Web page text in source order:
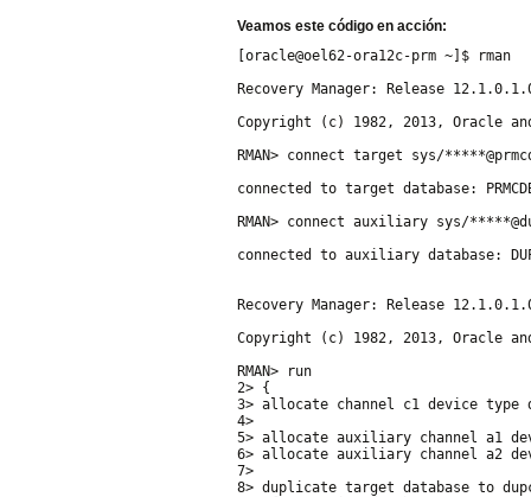
Veamos este código en acción:
[oracle@oel62-ora12c-prm ~]$ rman
Recovery Manager: Release
Copyright (c) 1982, 2013,
RMAN> connect target sys/
connected to target database:
RMAN> connect auxiliary sys/
connected to auxiliary database:
Recovery Manager: Release
Copyright (c) 1982, 2013,
RMAN> run
2> {
3> allocate channel c1 device type
4>
5> allocate auxiliary channel a1
6> allocate auxiliary channel a2
7>
8> duplicate target database to